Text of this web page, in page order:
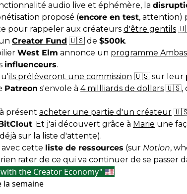
audio live et éphémère, la
proposé (encore en test, attention)
pour rappeler aux créateurs d'être gentils
Creator Fund 🇺🇸 de $500k.
West Elm annonce un programme
influenceurs.
ils prélèveront une commission 🇺🇸 sur leur
Patreon s'envole à 4 millliards de dollars 🇺🇸,
présent acheter une partie d'un créateur 🇺🇸
. Et j'ai découvert grâce à Marie une
sur la liste d'attente).
avec cette liste de ressources (sur Notion,
rater de ce qui va continuer de se passer
the Creator Economy" 🇺🇸
la semaine